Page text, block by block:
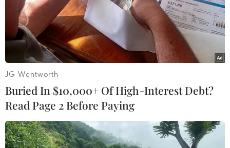
Đại học Quốc gia Hà Nội:
Lịch tuyển sinh vào lớp 10
các trường THPT chuyên
Các trường THPT chuyên của
ĐHQG Hà Nội vừa thông báo về
việc tuyển sinh vào lớp 10 năm
học 2024-2025, theo đó từ năm
học này, các trường không còn chỉ
tuyển sinh các lớp không chuyên.
JG Wentworth
Buried In $10,000+ Of High-Interest Debt?
Read Page 2 Before Paying